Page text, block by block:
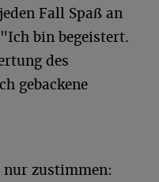
Fall Spaß an
bin begeistert.
des
gebackene
nur zustimmen: